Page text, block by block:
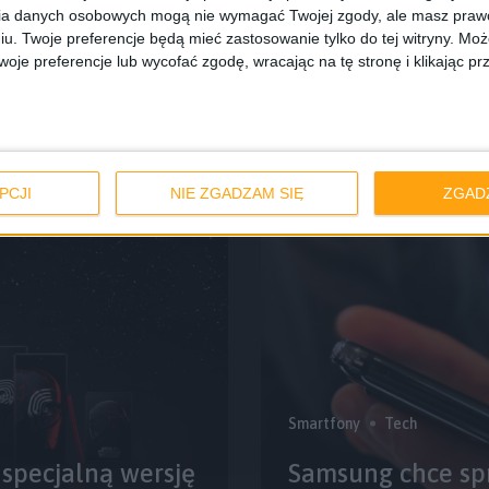
danych osobowych mogą nie wymagać Twojej zgody, ale masz
Twoje preferencje będą mieć zastosowanie tylko do tej witryny.
preferencje lub wycofać zgodę, wracając na tę stronę i klikając
NIE ZGADZAM SIĘ
Smartfony Tech
Jak do tego
wersję
Smartfony Tech
Samsung chce